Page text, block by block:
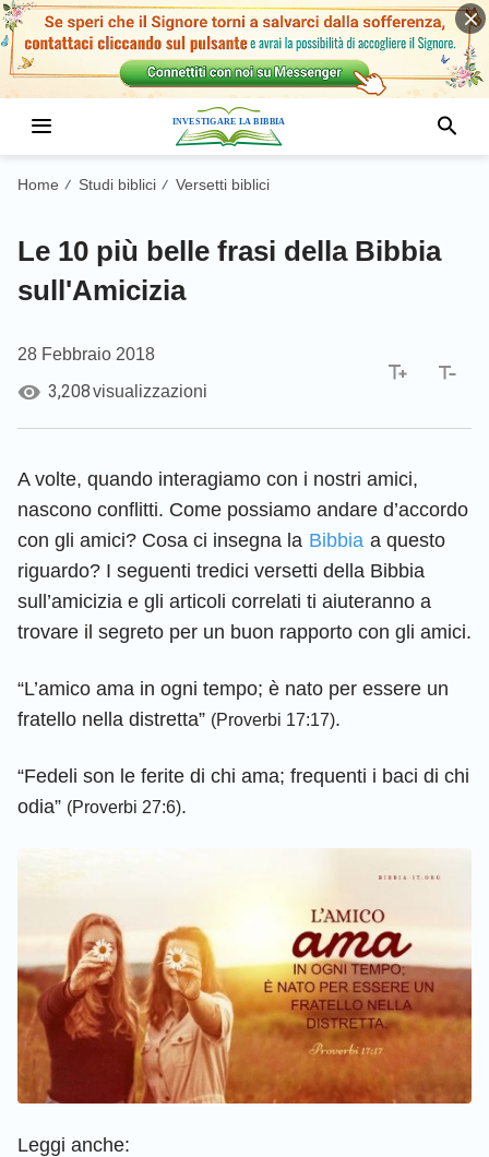
Home / Studi biblici / Versetti biblici
Le 10 più belle frasi della Bibbia
sull'Amicizia
28 Febbraio 2018
3,208visualizzazioni
A volte, quando interagiamo con i nostri amici,
nascono conflitti. Come possiamo andare d’accordo
con gli amici? Cosa ci insegna la Bibbia a questo
riguardo? I seguenti tredici versetti della Bibbia
sull’amicizia e gli articoli correlati ti aiuteranno a
trovare il segreto per un buon rapporto con gli amici.
“L’amico ama in ogni tempo; è nato per essere un
fratello nella distretta” (Proverbi 17:17).
“Fedeli son le ferite di chi ama; frequenti i baci di chi
odia” (Proverbi 27:6).
Leggi anche: